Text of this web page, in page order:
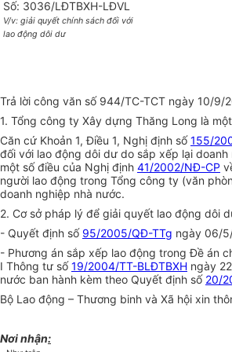
Số: 3036/LĐTBXH-LĐVL
V/v: giải quyết chính sách đối với
lao động dôi dư
Trả lời công văn số 944/TC-TCT ngày 10/9/
1. Tổng công ty Xây dựng Thăng Long là
Căn cứ Khoản 1, Điều 1, Nghị định số155/
đối với lao động dôi dư do sắp xếp lại
một số điều của Nghị định 41/2002/NĐ-CP
người lao động trong Tổng công ty (văn
doanh nghiệp nhà nước.
2. Cơ sở pháp lý để giải quyết lao động dôi
- Quyết định số 95/2005/QĐ-TTg ngày 06/
- Phương án sắp xếp lao động trong Đề án
I Thông tư số19/2004/TT-BLĐTBXH ngày
nước ban hành kèm theo Quyết định số 20/
Bộ Lao động – Thương binh và Xã hội xin
Nơi nhận: